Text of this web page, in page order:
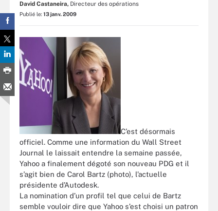
David Castaneira, Directeur des opérations
Publié le: 13 janv. 2009
C’est désormais
officiel. Comme une information du Wall Street
Journal le laissait entendre la semaine passée,
Yahoo a finalement dégoté son nouveau PDG et il
s’agit bien de Carol Bartz (photo), l’actuelle
présidente d’Autodesk.
La nomination d’un profil tel que celui de Bartz
semble vouloir dire que Yahoo s’est choisi un patron